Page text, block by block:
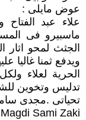
عوض مايلى :
علاء عبد
ماسبيرو فى
الجثث لمحو اثار
ويدفع ثمنا غاليا
الحرية لعلاء
تدليس وتخوين
تحياتى .مجدى
Magdi Sami Zaki